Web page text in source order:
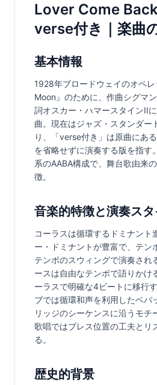
Lover Come
verse付き｜楽曲
基本情報
1928年ブロードウェイのオペ
Moon』のために、作曲シグマ
詞オスカー・ハマースタインII
曲。現在はジャズ・スタンダー
り、「verse付き」は原曲にあ
を省略せずに演奏する版を指す
系のAABA構成で、舞台歌由来
徴。
音楽的特徴と演奏ス
コーラスは循環するドミナント
ー・ドミナントが豊富で、テン
テンポのスウィングで演奏され
ースは自由なテンポで語りかけ
ーラスで明確な4ビートに移行
ブでは循環和声を利用したベバ
リッジのシーケンスに沿うモチ
歌唱ではブレス位置の工夫とリ
る。
歴史的背景